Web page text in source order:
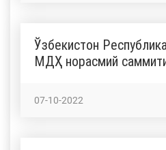
Ўзбекистон
МДҲ норасмий
07-10-2022